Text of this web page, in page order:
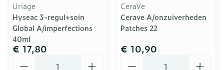
Uriage
Hyseac 3-regul+soin
Global A/imperfections
40ml
€ 17,80
CeraVe
Cerave A/onzuiverheden
Patches 22
€ 10,90